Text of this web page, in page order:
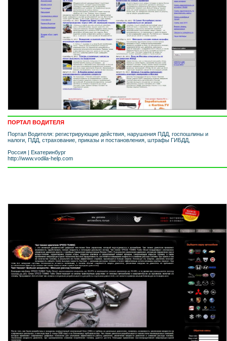
ПОРТАЛ ВОДИТЕЛЯ
Портал Водителя: регистрирующие действия, нарушения ПДД, госпошлины и
налоги, ПДД, страхование, приказы и постановления, штрафы ГИБДД,
Россия | Екатеринбург
http://www.vodila-help.com